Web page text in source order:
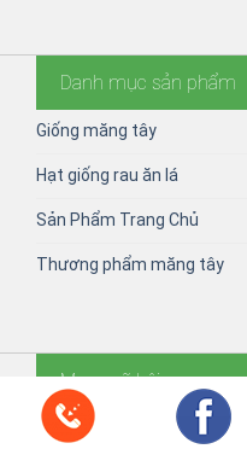
Danh mục sản phẩm
Giống măng tây
Hạt giống rau ăn lá
Sản Phẩm Trang Chủ
Thương phẩm măng tây
Mạng xã hội